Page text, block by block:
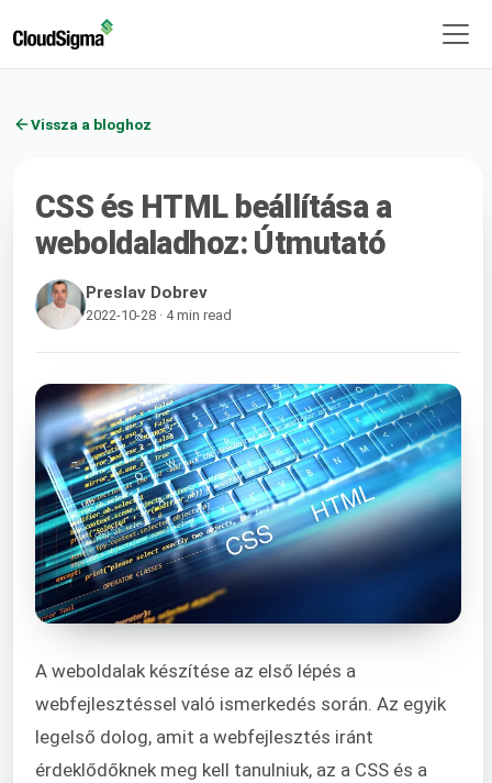
Vissza a bloghoz
CSS és HTML beállítása a
weboldaladhoz: Útmutató
Preslav Dobrev
2022-10-28 · 4 min read
A weboldalak készítése az első lépés a
webfejlesztéssel való ismerkedés során. Az egyik
legelső dolog, amit a webfejlesztés iránt
érdeklődőknek meg kell tanulniuk, az a CSS és a